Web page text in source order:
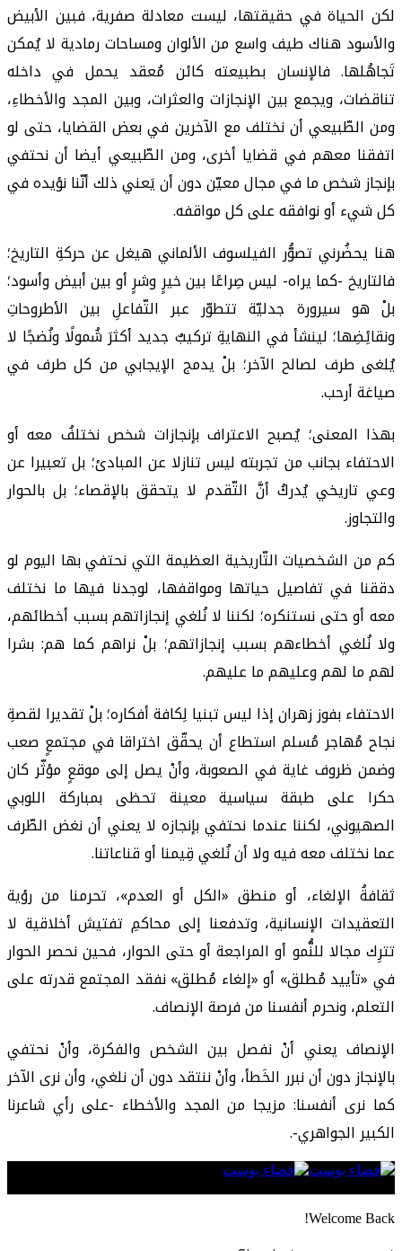
لكن الحياة في حقيقتها، ليست معادلة صفرية، فبين الأبيض
والأسود هناك طيف واسع من الألوان ومساحات رمادية لا يُمكن
تَجاهُلها. فالإنسان بطبيعته كائن مُعقد يحمل في داخله
تناقضات، ويجمع بين الإنجازات والعثرات، وبين المجد والأخطاءِ،
ومن الطّبيعي أن نختلف مع الآخرين في بعض القضايا، حتى لو
اتفقنا معهم في قضايا أخرى، ومن الطّبيعي أيضا أن نحتفي
بإنجاز شخص ما في مجال معيّن دون أن يَعني ذلك أنّنا نؤيده في
كل شيء أو نوافقه على كل مواقفه.
هنا يحضُرني تصوُّر الفيلسوف الألماني هيغل عن حركةِ التاريخ؛
فالتاريخ -كما يراه- ليس صِراعًا بين خيرٍ وشرٍ أو بين أبيض وأسود؛
بلْ هو سيرورة جدليّة تتطوّر عبر التّفاعلِ بين الأطروحاتِ
ونقائِضِها؛ لينشأ في النهايةِ تركيبٌ جديد أكثرَ شُمولًا ونُضجًا لا
يُلغى طرف لصالح الآخر؛ بلْ يدمج الإيجابي من كل طرف في
صياغة أرحب.
بهذا المعنى؛ يُصبح الاعتراف بإنجازات شخص نختلفُ معه أو
الاحتفاء بجانب من تجربته ليس تنازلا عن المبادئ؛ بل تعبيرا عن
وعي تاريخي يُدركُ أنَّ التّقدم لا يتحقق بالإقصاء؛ بل بالحوار
والتجاوز.
كم من الشخصيات التّاريخية العظيمة التي نحتفي بها اليوم لو
دققنا في تفاصيل حياتها ومواقفها، لوجدنا فيها ما نختلف
معه أو حتى نستنكره؛ لكننا لا نُلغي إنجازاتهم بسبب أخطائهم،
ولا نُلغي أخطاءهم بسبب إنجازاتهم؛ بلْ نراهم كما هم: بشرا
لهم ما لهم وعليهم ما عليهم.
الاحتفاء بفوز زهران إذا ليس تبنيا لِكافة أفكاره؛ بلْ تقديرا لقصةِ
نجاح مُهاجر مُسلم استطاع أن يحقّق اختراقا في مجتمعٍ صعب
وضمن ظروف غاية في الصعوبة، وأنْ يصل إلى موقعٍ مؤثّر كان
حكرا على طبقة سياسية معينة تحظى بمباركة اللوبي
الصهيوني، لكننا عندما نحتفي بإنجازه لا يعني أن نغض الطّرف
عما نختلف معه فيه ولا أن نُلغي قِيمنا أو قناعاتنا.
ثقافةُ الإلغاء، أو منطق «الكل أو العدم»، تحرمنا من رؤية
التعقيدات الإنسانية، وتدفعنا إلى محاكمِ تفتيش أخلاقية لا
تترِك مجالا للنُّمو أو المراجعة أو حتى الحوار، فحين نحصر الحوار
في «تأييد مُطلق» أو «إلغاء مُطلق» نفقد المجتمع قدرته على
التعلم، ونحرم أنفسنا من فرصة الإنصاف.
الإنصاف يعني أنْ نفصل بين الشخص والفكرة، وأنْ نحتفي
بالإنجاز دون أن نبرر الخَطأ، وأنْ ننتقد دون أن نلغي، وأن نرى الآخر
كما نرى أنفسنا: مزيجا من المجد والأخطاء -على رأي شاعرنا
الكبير الجواهري-.
Welcome Back!